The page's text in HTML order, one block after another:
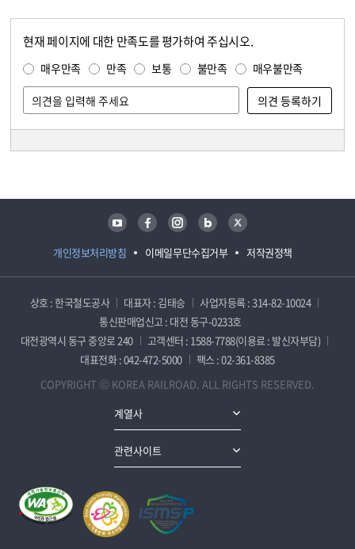
현재 페이지에 대한 만족도를 평가하여 주십시오.
매우만족 만족 보통 불만족 매우불만족
개인정보처리방침 이메일무단수집거부 저작권정책
유튜브 페이스북 인스타그램 블로그 트위터
상호 : 한국철도공사 대표자 : 김태승
사업자등록 : 314-82-10024
통신판매업신고 : 대전 동구-0233호
대전광역시 동구 중앙로 240
고객센터 : 1588-7788(이용료 : 발신자부담)
대표전화 : 042-472-5000
팩스 : 02-361-8385
COPYRIGHT ⓒ KOREA RAILROAD. ALL RIGHTS RESERVED.
계열사
관련사이트